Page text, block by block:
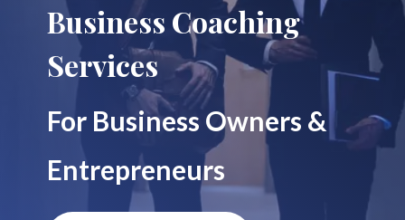
Business Coaching
Services
For Business Owners &
Entrepreneurs